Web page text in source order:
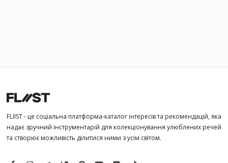
FLIIST - це соціальна платформа-каталог інтересів та рекомендацій, яка
надає зручний інструментарій для колекціонування улюблених речей
та створює можливість ділитися ними з усім світом.